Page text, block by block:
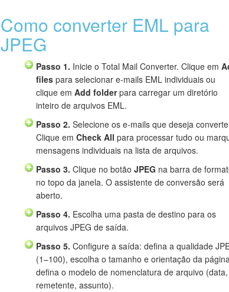
Como converter EML para
JPEG
Passo 1. Inicie o Total Mail Converter. Clique em
files para selecionar e-mails EML individuais ou
clique em Add folderpara carregar um diretório
inteiro de arquivos EML.
Passo 2. Selecione os e-mails que deseja
Clique em Check All para processar tudo ou
mensagens individuais na lista de arquivos.
Passo 3. Clique no botão JPEG na barra de
no topo da janela. O assistente de conversão será
aberto.
Passo 4. Escolha uma pasta de destino para os
arquivos JPEG de saída.
Passo 5. Configure a saída: defina a qualidade
(1–100), escolha o tamanho e orientação da
defina o modelo de nomenclatura de arquivo (data,
remetente, assunto).